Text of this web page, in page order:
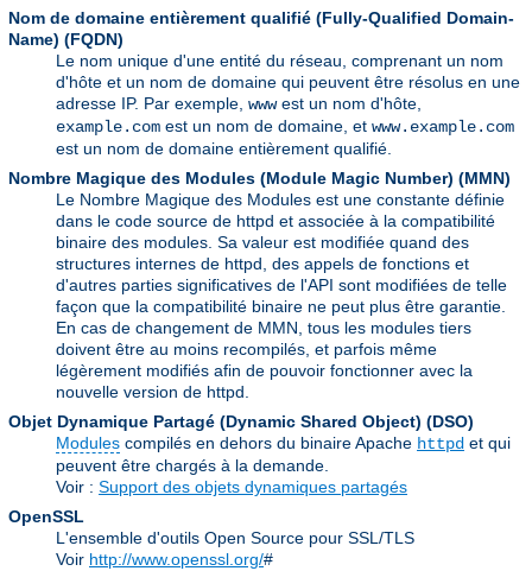
Nom de domaine entièrement qualifié (Fully-Qualified Domain-
Name) (FQDN)
Le nom unique d'une entité du réseau, comprenant un nom
d'hôte et un nom de domaine qui peuvent être résolus en une
adresse IP. Par exemple, wwwest un nom d'hôte,
example.com est un nom de domaine, et www.example.com
est un nom de domaine entièrement qualifié.
Nombre Magique des Modules (Module Magic Number) (MMN)
Le Nombre Magique des Modules est une constante définie
dans le code source de httpd et associée à la compatibilité
binaire des modules. Sa valeur est modifiée quand des
structures internes de httpd, des appels de fonctions et
d'autres parties significatives de l'API sont modifiées de telle
façon que la compatibilité binaire ne peut plus être garantie.
En cas de changement de MMN, tous les modules tiers
doivent être au moins recompilés, et parfois même
légèrement modifiés afin de pouvoir fonctionner avec la
nouvelle version de httpd.
Objet Dynamique Partagé (Dynamic Shared Object) (DSO)
Modules compilés en dehors du binaire Apache httpd et qui
peuvent être chargés à la demande.
Voir : Support des objets dynamiques partagés
OpenSSL
L'ensemble d'outils Open Source pour SSL/TLS
Voir http://www.openssl.org/#